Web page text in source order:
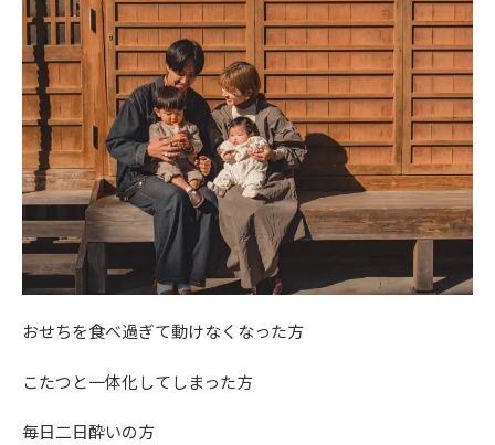
おせちを食べ過ぎて動けなくなった方
こたつと一体化してしまった方
毎日二日酔いの方